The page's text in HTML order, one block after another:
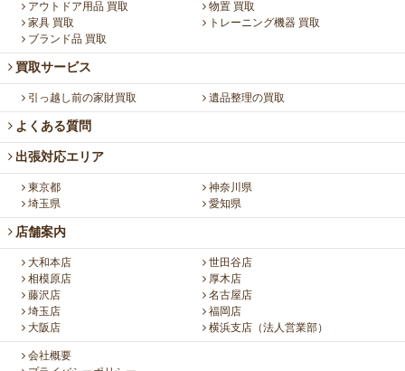
アウトドア用品 買取
物置 買取
家具 買取
トレーニング機器 買取
ブランド品 買取
買取サービス
引っ越し前の家財買取 遺品整理の買取
よくある質問
出張対応エリア
東京都
神奈川県
埼玉県
愛知県
店舗案内
大和本店
世田谷店
相模原店
厚木店
藤沢店
名古屋店
埼玉店
福岡店
大阪店
横浜支店（法人営業部）
会社概要